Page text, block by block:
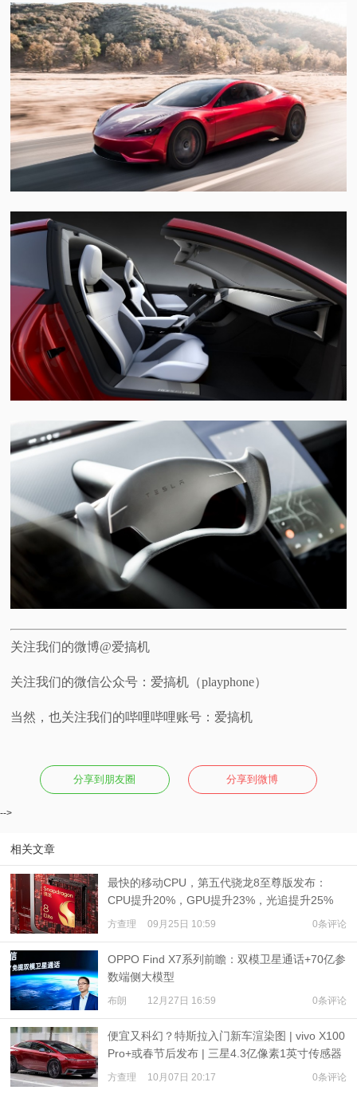
关注我们的微博@爱搞机
关注我们的微信公众号：爱搞机（playphone）
当然，也关注我们的哔哩哔哩账号：爱搞机
分享到朋友圈 分享到微博
-->
相关文章
最快的移动CPU，第五代骁龙8至尊版发布：
CPU提升20%，GPU提升23%，光追提升25%
方查理 09月25日 10:59 0条评论
OPPO Find X7系列前瞻：双模卫星通话+70亿参
数端侧大模型
布朗 12月27日 16:59 0条评论
便宜又科幻？特斯拉入门新车渲染图 | vivo X100
Pro+或春节后发布 | 三星4.3亿像素1英寸传感器
爆料
方查理 10月07日 20:17 0条评论